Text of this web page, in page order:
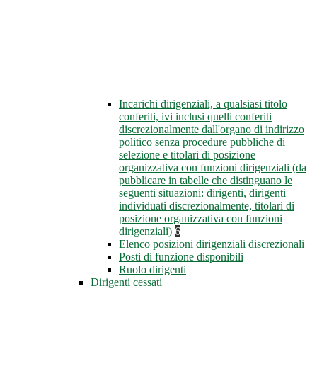
Incarichi dirigenziali, a qualsiasi titolo
conferiti, ivi inclusi quelli conferiti
discrezionalmente dall'organo di indirizzo
politico senza procedure pubbliche di
selezione e titolari di posizione
organizzativa con funzioni dirigenziali (da
pubblicare in tabelle che distinguano le
seguenti situazioni: dirigenti, dirigenti
individuati discrezionalmente, titolari di
posizione organizzativa con funzioni
dirigenziali) 6
Elenco posizioni dirigenziali discrezionali
Posti di funzione disponibili
Ruolo dirigenti
Dirigenti cessati